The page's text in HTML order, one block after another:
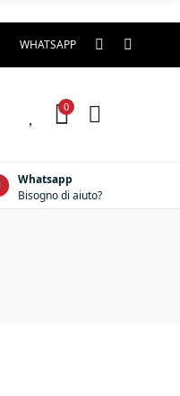
WHATSAPP
0
Whatsapp
Bisogno di aiuto?